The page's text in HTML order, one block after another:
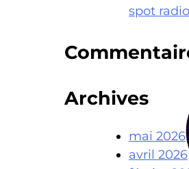
spot
Archives
mai 2026
avril 2026